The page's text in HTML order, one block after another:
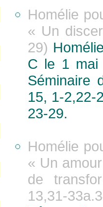
Homélie
« Un
29)
C le 1 mai
Séminaire
15, 1-2,22-
23-29.
Homélie
« Un
de
13,31-